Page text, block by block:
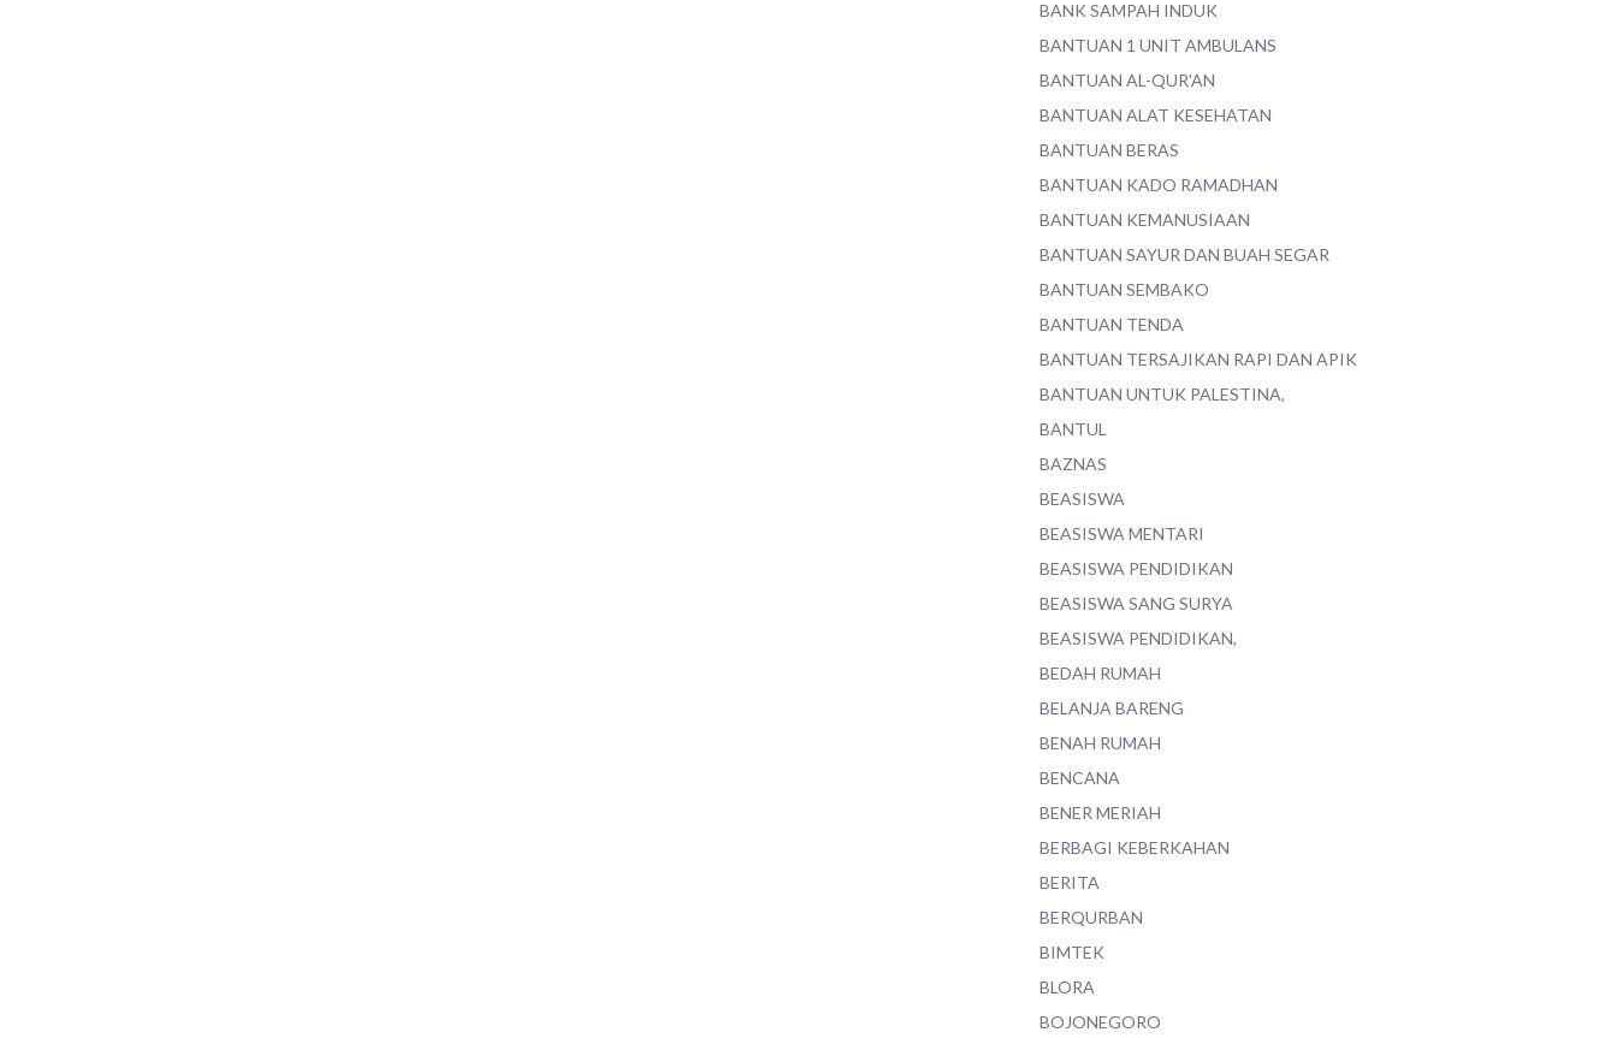
BANK SAMPAH INDUK
BANTUAN 1 UNIT AMBULANS
BANTUAN AL-QUR'AN
BANTUAN ALAT KESEHATAN
BANTUAN BERAS
BANTUAN KADO RAMADHAN
BANTUAN KEMANUSIAAN
BANTUAN SAYUR DAN BUAH SEGAR
BANTUAN SEMBAKO
BANTUAN TENDA
BANTUAN TERSAJIKAN RAPI DAN APIK
BANTUAN UNTUK PALESTINA,
BANTUL
BAZNAS
BEASISWA
BEASISWA MENTARI
BEASISWA PENDIDIKAN
BEASISWA SANG SURYA
BEASISWA PENDIDIKAN,
BEDAH RUMAH
BELANJA BARENG
BENAH RUMAH
BENCANA
BENER MERIAH
BERBAGI KEBERKAHAN
BERITA
BERQURBAN
BIMTEK
BLORA
BOJONEGORO